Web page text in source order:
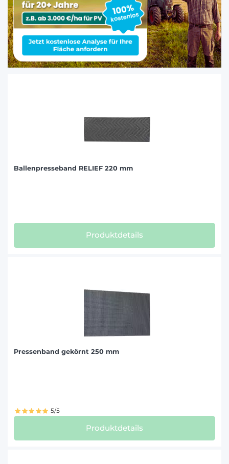
Ballenpresseband RELIEF 220 mm
Produktdetails
Pressenband gekörnt 250 mm
5/5
Produktdetails